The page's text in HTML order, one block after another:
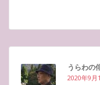
うらわの
2020年9月